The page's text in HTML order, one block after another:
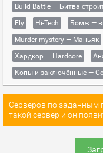
Build Battle — Битва
Fly
Hi-Tech
Бомж —
Murder mystery — Маньяк
Хардкор — Hardcore
Копы и заключённые —
Серверов по заданным
такой сервер и он